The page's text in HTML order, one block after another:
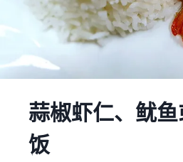
蒜椒虾仁、鱿
饭